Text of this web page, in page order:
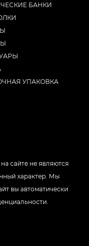
БАНКИ
УПАКОВКА
сайте не являются
характер. Мы
вы автоматически